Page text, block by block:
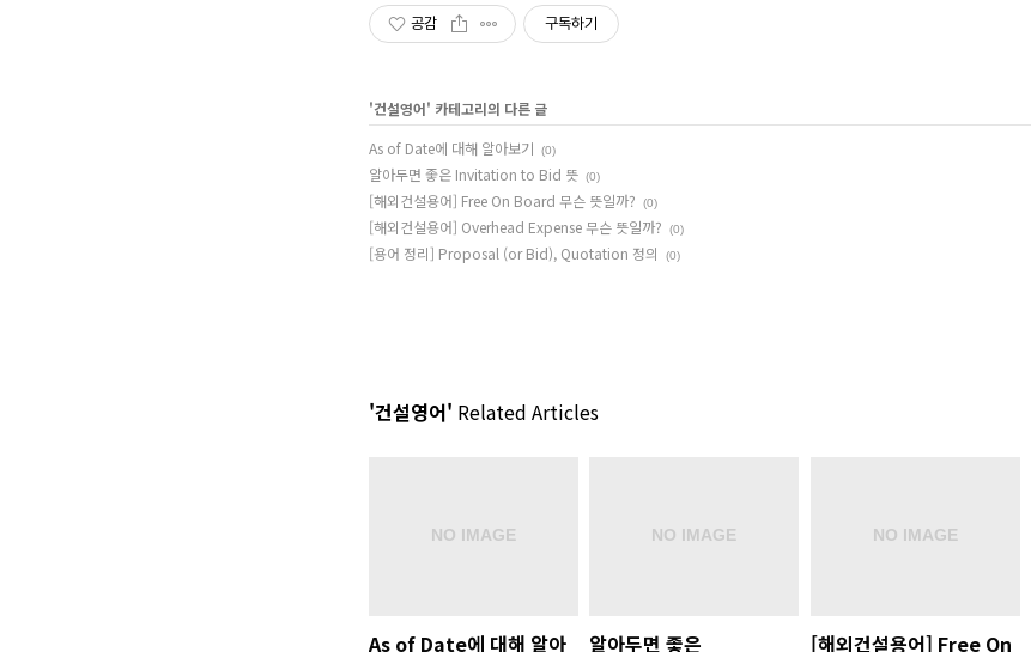
공감 구독하기
'건설영어' 카테고리의 다른 글
As of Date에 대해 알아보기
(0)
알아두면 좋은 Invitation to Bid 뜻 (0)
[해외건설용어] Free On Board 무슨 뜻일까? (0)
[해외건설용어] Overhead Expense 무슨 뜻일까? (0)
[용어 정리] Proposal (or Bid), Quotation 정의 (0)
'건설영어' Related Articles
As of Date에 대해 알아 알아두면 좋은 [해외건설용어] Free On